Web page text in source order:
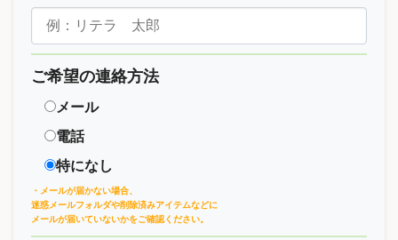
ご希望の連絡方法
メール
電話
特になし
・メールが届かない場合、
迷惑メールフォルダや削除済みアイテムなどに
メールが届いていないかをご確認ください。